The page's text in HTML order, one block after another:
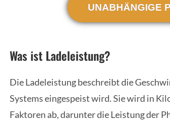
UNABHÄNGIGE
Was ist Ladeleistung?
Die Ladeleistung beschreibt die
Systems eingespeist wird. Sie wird in
Faktoren ab, darunter die Leistung der